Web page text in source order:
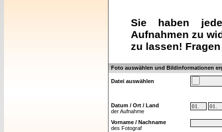
Sie haben
Aufnahmen zu
zu lassen!
Foto auswählen und Bildinformationen
Datei auswählen
Datum / Ort / Land
der Aufnahme
Vorname / Nachname
des Fotograf